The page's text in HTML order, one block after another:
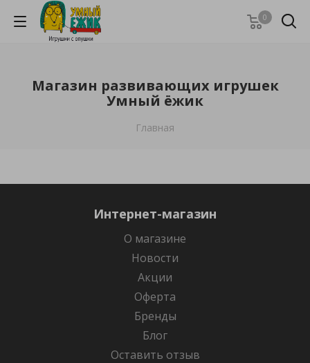
0
Магазин развивающих игрушек
Умный ёжик
Главная
Интернет-магазин
О магазине
Новости
Акции
Оферта
Бренды
Блог
Оставить отзыв